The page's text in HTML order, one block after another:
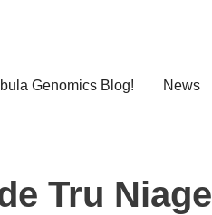
Genomics Blog!
News
Tru